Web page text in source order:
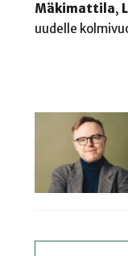
Mäkimattila,
uudelle